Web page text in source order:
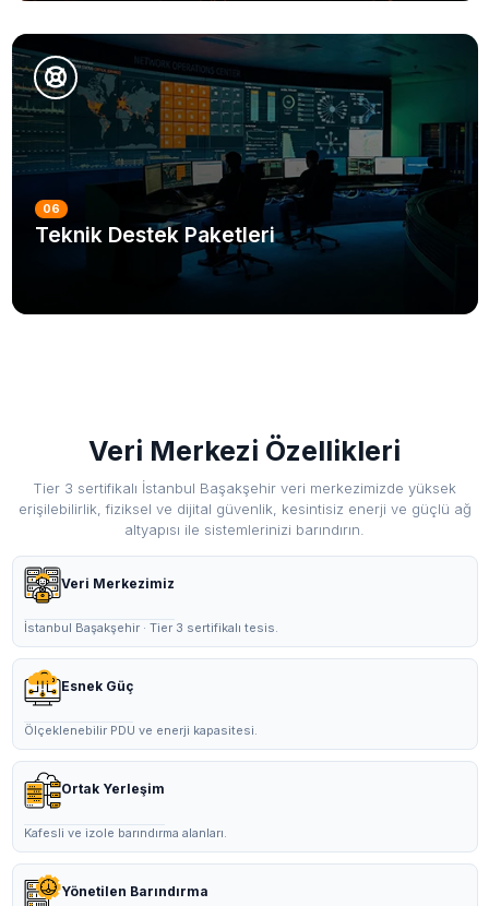
06
Teknik Destek Paketleri
Veri Merkezi Özellikleri
Tier 3 sertifikalı İstanbul Başakşehir veri merkezimizde yüksek
erişilebilirlik, fiziksel ve dijital güvenlik, kesintisiz enerji ve güçlü ağ
altyapısı ile sistemlerinizi barındırın.
Veri Merkezimiz
İstanbul Başakşehir · Tier 3 sertifikalı tesis.
Esnek Güç
Ölçeklenebilir PDU ve enerji kapasitesi.
Ortak Yerleşim
Kafesli ve izole barındırma alanları.
Yönetilen Barındırma